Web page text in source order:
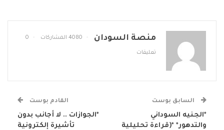
منصة السودان 4080 المشاركات 0
تعليقات
السابق بوست
*الجنيه السوداني
والتدهور* *(قراءة تحليلية
القادم بوست
*الجوازات .. لا أجانب بدون
تأشيرة إلكترونية